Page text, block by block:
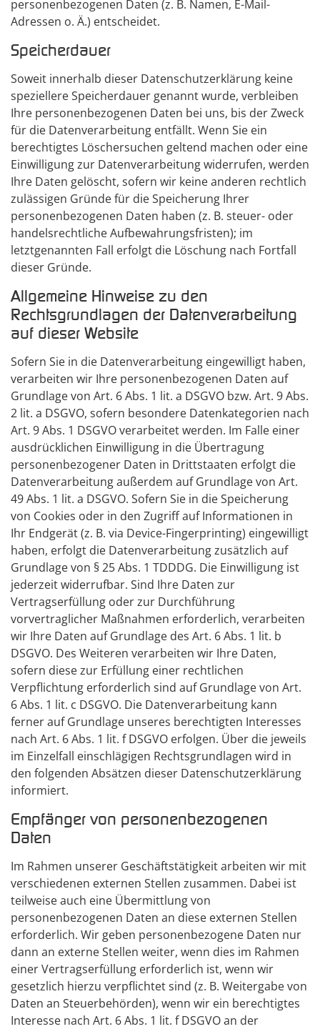
personenbezogenen Daten (z. B. Namen, E-Mail-
Adressen o. Ä.) entscheidet.
Speicherdauer
Soweit innerhalb dieser Datenschutzerklärung keine
speziellere Speicherdauer genannt wurde, verbleiben
Ihre personenbezogenen Daten bei uns, bis der Zweck
für die Datenverarbeitung entfällt. Wenn Sie ein
berechtigtes Löschersuchen geltend machen oder eine
Einwilligung zur Datenverarbeitung widerrufen, werden
Ihre Daten gelöscht, sofern wir keine anderen rechtlich
zulässigen Gründe für die Speicherung Ihrer
personenbezogenen Daten haben (z. B. steuer- oder
handelsrechtliche Aufbewahrungsfristen); im
letztgenannten Fall erfolgt die Löschung nach Fortfall
dieser Gründe.
Allgemeine Hinweise zu den
Rechtsgrundlagen der Datenverarbeitung
auf dieser Website
Sofern Sie in die Datenverarbeitung eingewilligt haben,
verarbeiten wir Ihre personenbezogenen Daten auf
Grundlage von Art. 6 Abs. 1 lit. a DSGVO bzw. Art. 9 Abs.
2 lit. a DSGVO, sofern besondere Datenkategorien nach
Art. 9 Abs. 1 DSGVO verarbeitet werden. Im Falle einer
ausdrücklichen Einwilligung in die Übertragung
personenbezogener Daten in Drittstaaten erfolgt die
Datenverarbeitung außerdem auf Grundlage von Art.
49 Abs. 1 lit. a DSGVO. Sofern Sie in die Speicherung
von Cookies oder in den Zugriff auf Informationen in
Ihr Endgerät (z. B. via Device-Fingerprinting) eingewilligt
haben, erfolgt die Datenverarbeitung zusätzlich auf
Grundlage von § 25 Abs. 1 TDDDG. Die Einwilligung ist
jederzeit widerrufbar. Sind Ihre Daten zur
Vertragserfüllung oder zur Durchführung
vorvertraglicher Maßnahmen erforderlich, verarbeiten
wir Ihre Daten auf Grundlage des Art. 6 Abs. 1 lit. b
DSGVO. Des Weiteren verarbeiten wir Ihre Daten,
sofern diese zur Erfüllung einer rechtlichen
Verpflichtung erforderlich sind auf Grundlage von Art.
6 Abs. 1 lit. c DSGVO. Die Datenverarbeitung kann
ferner auf Grundlage unseres berechtigten Interesses
nach Art. 6 Abs. 1 lit. f DSGVO erfolgen. Über die jeweils
im Einzelfall einschlägigen Rechtsgrundlagen wird in
den folgenden Absätzen dieser Datenschutzerklärung
informiert.
Empfänger von personenbezogenen
Daten
Im Rahmen unserer Geschäftstätigkeit arbeiten wir mit
verschiedenen externen Stellen zusammen. Dabei ist
teilweise auch eine Übermittlung von
personenbezogenen Daten an diese externen Stellen
erforderlich. Wir geben personenbezogene Daten nur
dann an externe Stellen weiter, wenn dies im Rahmen
einer Vertragserfüllung erforderlich ist, wenn wir
gesetzlich hierzu verpflichtet sind (z. B. Weitergabe von
Daten an Steuerbehörden), wenn wir ein berechtigtes
Interesse nach Art. 6 Abs. 1 lit. f DSGVO an der